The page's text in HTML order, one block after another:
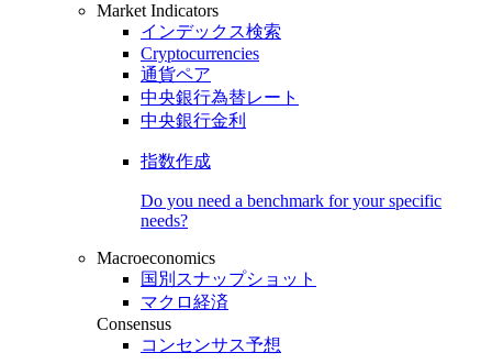
Market Indicators
インデックス検索
Cryptocurrencies
通貨ペア
中央銀行為替レート
中央銀行金利
指数作成
Do you need a benchmark for your specific
needs?
Macroeconomics
国別スナップショット
マクロ経済
Consensus
コンセンサス予想